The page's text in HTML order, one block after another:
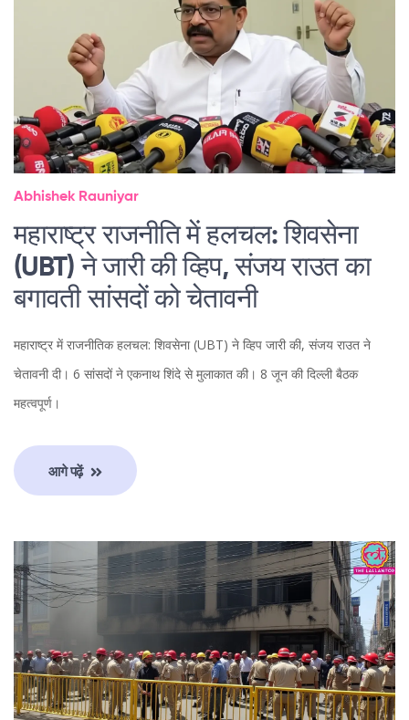
Abhishek Rauniyar
महाराष्ट्र राजनीति में हलचल: शिवसेना
(UBT) ने जारी की व्हिप, संजय राउत का
बगावती सांसदों को चेतावनी
महाराष्ट्र में राजनीतिक हलचल: शिवसेना (UBT) ने व्हिप जारी की, संजय राउत ने
चेतावनी दी। 6 सांसदों ने एकनाथ शिंदे से मुलाकात की। 8 जून की दिल्ली बैठक
महत्वपूर्ण।
आगे पढ़ें